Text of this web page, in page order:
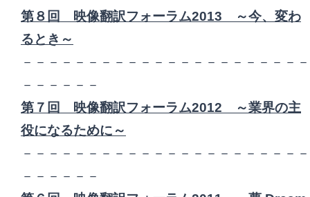
第８回 映像翻訳フォーラム2013 ～今、変わ
るとき～
－－－－－－－－－－－－－－－－－－－－－－
－－－－－－
第７回 映像翻訳フォーラム2012 ～業界の主
役になるために～
－－－－－－－－－－－－－－－－－－－－－－
－－－－－－